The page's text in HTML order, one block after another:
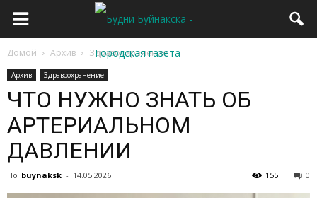
Домой Архив Здравоохранение
Архив Здравоохранение
ЧТО НУЖНО ЗНАТЬ ОБ
АРТЕРИАЛЬНОМ
ДАВЛЕНИИ
По buynaksk - 14.05.2026 0
155